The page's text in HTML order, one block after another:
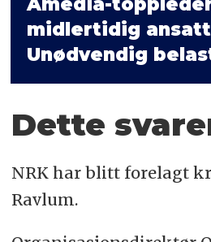
midlertidig
Unødvendig
Dette
NRK har blitt forelagt
Ravlum.